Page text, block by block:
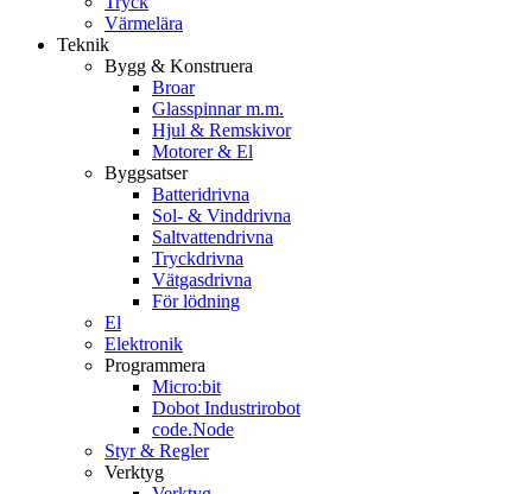
Värmelära
Teknik
Bygg & Konstruera
Broar
Glasspinnar m.m.
Hjul & Remskivor
Motorer & El
Byggsatser
Batteridrivna
Sol- & Vinddrivna
Saltvattendrivna
Tryckdrivna
Vätgasdrivna
För lödning
El
Elektronik
Programmera
Micro:bit
Dobot Industrirobot
code.Node
Styr & Regler
Verktyg